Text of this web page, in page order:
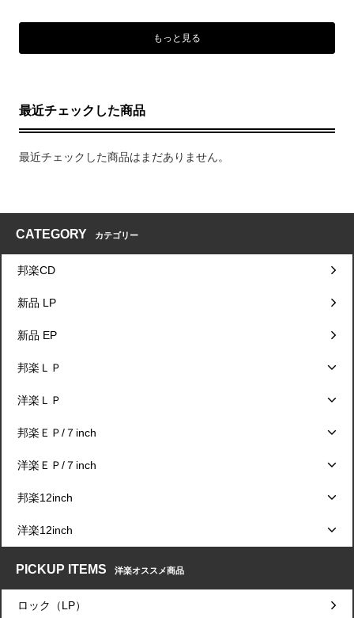
もっと見る
最近チェックした商品
最近チェックした商品はまだありません。
CATEGORY カテゴリー
邦楽CD
新品 LP
新品 EP
邦楽ＬＰ
洋楽ＬＰ
邦楽ＥＰ/７inch
洋楽ＥＰ/７inch
邦楽12inch
洋楽12inch
PICKUP ITEMS 洋楽オススメ商品
ロック（LP）